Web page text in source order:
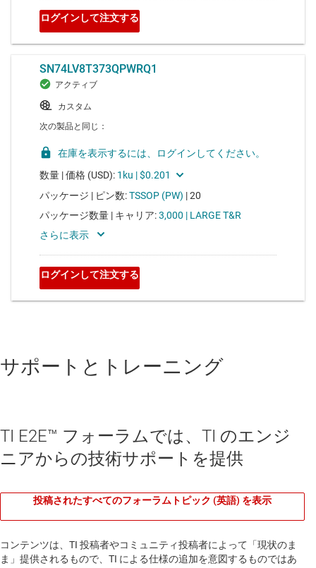
サポートとトレーニング
TI E2E™ フォーラムでは、TI のエンジ
ニアからの技術サポートを提供
投稿されたすべてのフォーラムトピック (英語) を表示
コンテンツは、TI 投稿者やコミュニティ投稿者によって「現状のま
ま」提供されるもので、TI による仕様の追加を意図するものではあ